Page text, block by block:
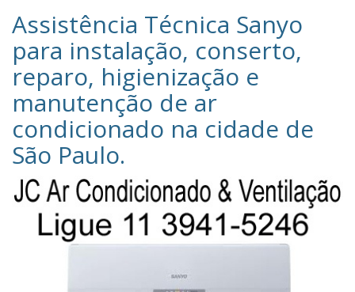
Assistência Técnica Sanyo‎
para instalação, conserto,
reparo, higienização e
manutenção de ar
condicionado na cidade de
São Paulo.